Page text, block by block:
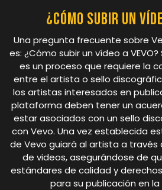
¿Cómo subir un
Una pregunta frecuente sobre
es: ¿Cómo subir un vídeo a
es un proceso que requiere la
entre el artista o sello
los artistas interesados en
plataforma deben tener un
estar asociados con un sello
con Vevo. Una vez establecida
de Vevo guiará al artista a
de videos, asegurándose de
estándares de calidad y
para su publicación en